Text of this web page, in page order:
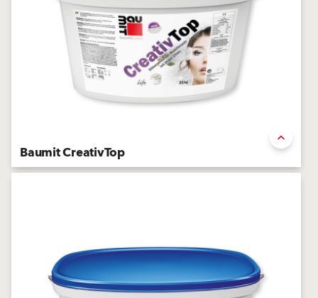
Baumit CreativTop
Enduit de finition siloxané modelable